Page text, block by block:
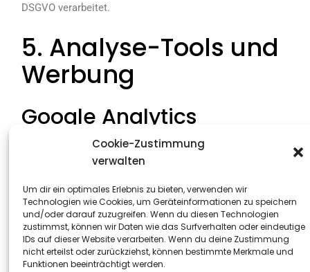
Cookie-Zustimmung
verwalten
Um dir ein optimales Erlebnis zu bieten, verwenden wir
Technologien wie Cookies, um Geräteinformationen zu speichern
und/oder darauf zuzugreifen. Wenn du diesen Technologien
zustimmst, können wir Daten wie das Surfverhalten oder eindeutige
IDs auf dieser Website verarbeiten. Wenn du deine Zustimmung
nicht erteilst oder zurückziehst, können bestimmte Merkmale und
Funktionen beeinträchtigt werden.
DSGVO verarbeitet.
5. Analyse-Tools und
Werbung
Google Analytics
Diese Website nutzt Funktionen des Webanalysedienstes
(„Google“), Gordon House, Barrow Street, Dublin 4, Irland.
Google Analytics ermöglicht es dem Websitebetreiber,
das Verhalten der Websitebesucher zu analysieren.
Hierbei erhält der Websitebetreiber verschiedene
Nutzungsdaten, wie z. B. Seitenaufrufe, Verweildauer,